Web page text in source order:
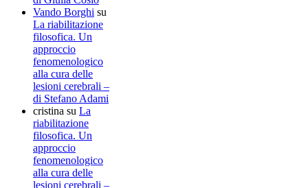
Vando Borghi su
La riabilitazione
filosofica. Un
approccio
fenomenologico
alla cura delle
lesioni cerebrali –
di Stefano Adami
cristina su La
riabilitazione
filosofica. Un
approccio
fenomenologico
alla cura delle
lesioni cerebrali –